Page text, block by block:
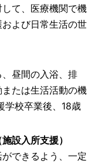
て、医療機関で機
よび日常生活の世
昼間の入浴、排
たは生活活動の機
学校卒業後、18歳
設入所支援）
できるよう、一定